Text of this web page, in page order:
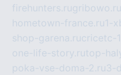
firehunters.rugribowo.ru
hometown-france.ru1-
shop-garena.rucricetc-
one-life-story.rutop-
poka-vse-doma-2.ru3-